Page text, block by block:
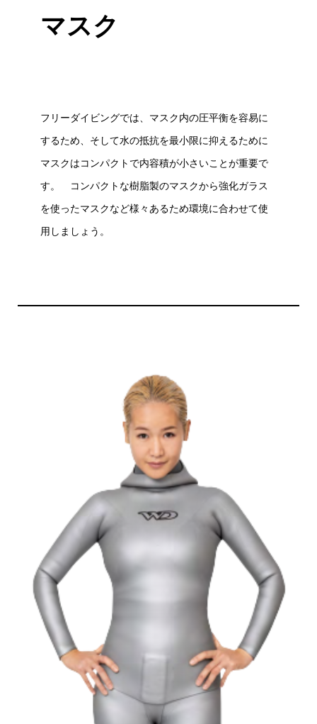
マスク
フリーダイビングでは、マスク内の圧平衡を容易に
するため、そして水の抵抗を最小限に抑えるために
マスクはコンパクトで内容積が小さいことが重要で
す。 コンパクトな樹脂製のマスクから強化ガラス
を使ったマスクなど様々あるため環境に合わせて使
用しましょう。